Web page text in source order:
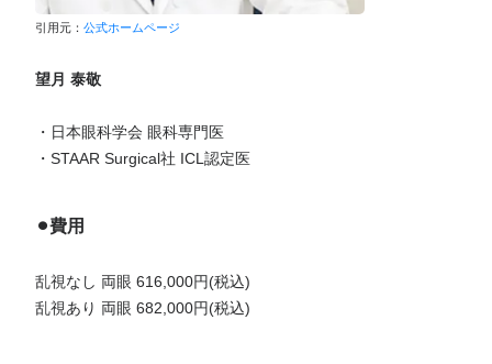
引用元： 公式ホームページ
望月 泰敬
・日本眼科学会 眼科専門医
・STAAR Surgical社 ICL認定医
⚫︎費用
乱視なし 両眼 616,000円(税込)
乱視あり 両眼 682,000円(税込)